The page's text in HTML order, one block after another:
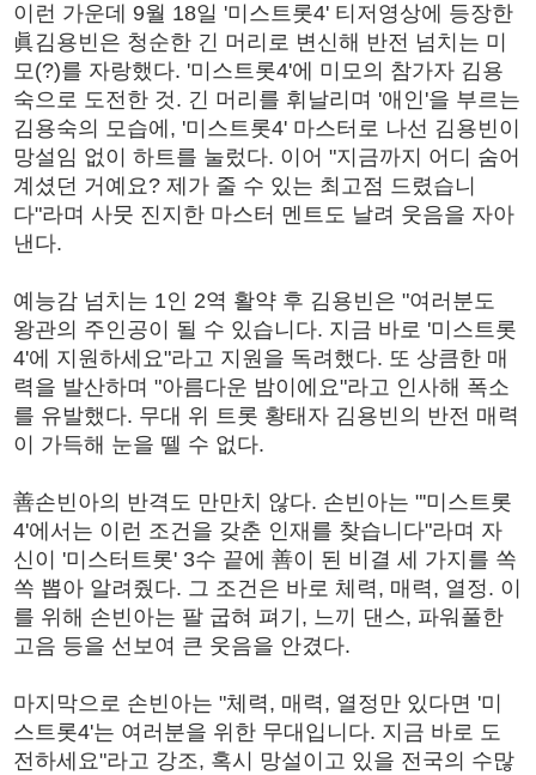
이런 가운데 9월 18일 '미스트롯4' 티저영상에 등장한
眞김용빈은 청순한 긴 머리로 변신해 반전 넘치는 미
모(?)를 자랑했다. '미스트롯4'에 미모의 참가자 김용
숙으로 도전한 것. 긴 머리를 휘날리며 '애인'을 부르는
김용숙의 모습에, '미스트롯4' 마스터로 나선 김용빈이
망설임 없이 하트를 눌렀다. 이어 "지금까지 어디 숨어
계셨던 거예요? 제가 줄 수 있는 최고점 드렸습니
다"라며 사뭇 진지한 마스터 멘트도 날려 웃음을 자아
낸다.
예능감 넘치는 1인 2역 활약 후 김용빈은 "여러분도
왕관의 주인공이 될 수 있습니다. 지금 바로 '미스트롯
4'에 지원하세요"라고 지원을 독려했다. 또 상큼한 매
력을 발산하며 "아름다운 밤이에요"라고 인사해 폭소
를 유발했다. 무대 위 트롯 황태자 김용빈의 반전 매력
이 가득해 눈을 뗄 수 없다.
善손빈아의 반격도 만만치 않다. 손빈아는 "'미스트롯
4'에서는 이런 조건을 갖춘 인재를 찾습니다"라며 자
신이 '미스터트롯' 3수 끝에 善이 된 비결 세 가지를 쏙
쏙 뽑아 알려줬다. 그 조건은 바로 체력, 매력, 열정. 이
를 위해 손빈아는 팔 굽혀 펴기, 느끼 댄스, 파워풀한
고음 등을 선보여 큰 웃음을 안겼다.
마지막으로 손빈아는 "체력, 매력, 열정만 있다면 '미
스트롯4'는 여러분을 위한 무대입니다. 지금 바로 도
전하세요"라고 강조, 혹시 망설이고 있을 전국의 수많